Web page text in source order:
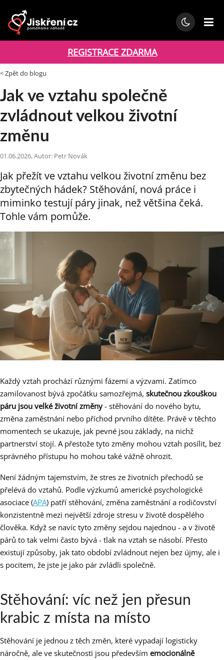
REGISTRACE ZDARMA
< Zpět do blogu
Jak ve vztahu společně
zvládnout velkou životní
změnu
01.06.2026, Autor: Petr Novák
Jak přežít ve vztahu velkou životní změnu bez
zbytečných hádek? Stěhování, nová práce i
miminko testují páry jinak, než většina čeká.
Tohle vám pomůže.
Každý vztah prochází různými fázemi a výzvami. Zatímco
zamilovanost bývá zpočátku samozřejmá, skutečnou zkouškou
páru jsou velké životní změny- stěhování do nového bytu,
změna zaměstnání nebo příchod prvního dítěte. Právě v těchto
momentech se ukazuje, jak pevné jsou základy, na nichž
partnerství stojí. A přestože tyto změny mohou vztah posílit, bez
správného přístupu ho mohou také vážně ohrozit.
Není žádným tajemstvím, že stres ze životních přechodů se
přelévá do vztahů. Podle výzkumů americké psychologické
asociace (APA) patří stěhování, změna zaměstnání a rodičovství
konzistentně mezi největší zdroje stresu v životě dospělého
člověka. Když se navíc tyto změny sejdou najednou - a v životě
párů to tak velmi často bývá - tlak na vztah se násobí. Přesto
existují způsoby, jak tato období zvládnout nejen bez újmy, ale i
s pocitem, že jste je jako pár zvládli společně.
Stěhování: víc než jen přesun
krabic z místa na místo
Stěhování je jednou z těch změn, které vypadají logisticky
náročně, ale ve skutečnosti jsou především emocionálně